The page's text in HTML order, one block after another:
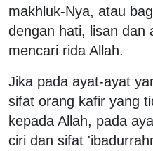
makhluk-Nya, atau
dengan hati, lisan dan
mencari rida Allah.
Jika pada ayat-ayat
sifat orang kafir yang
kepada Allah, pada
ciri dan sifat